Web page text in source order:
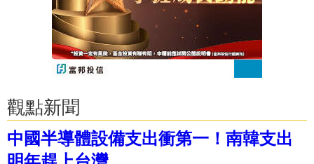
觀點新聞
中國半導體設備支出衝第一！南韓支出